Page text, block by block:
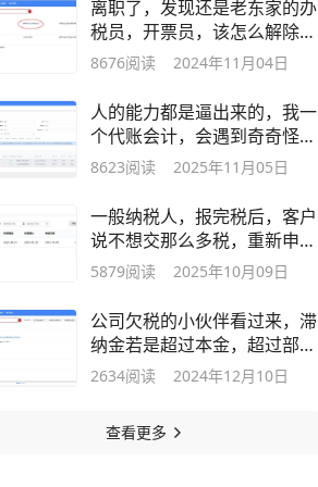
离职了，发现还是老东家的办
税员，开票员，该怎么解除身
份呢？
8676阅读 2024年11月04日
人的能力都是逼出来的，我一
个代账会计，会遇到奇奇怪怪
的事。
8623阅读 2025年11月05日
一般纳税人，报完税后，客户
说不想交那么多税，重新申
报。
5879阅读 2025年10月09日
公司欠税的小伙伴看过来，滞
纳金若是超过本金，超过部分
不用交。
2634阅读 2024年12月10日
查看更多